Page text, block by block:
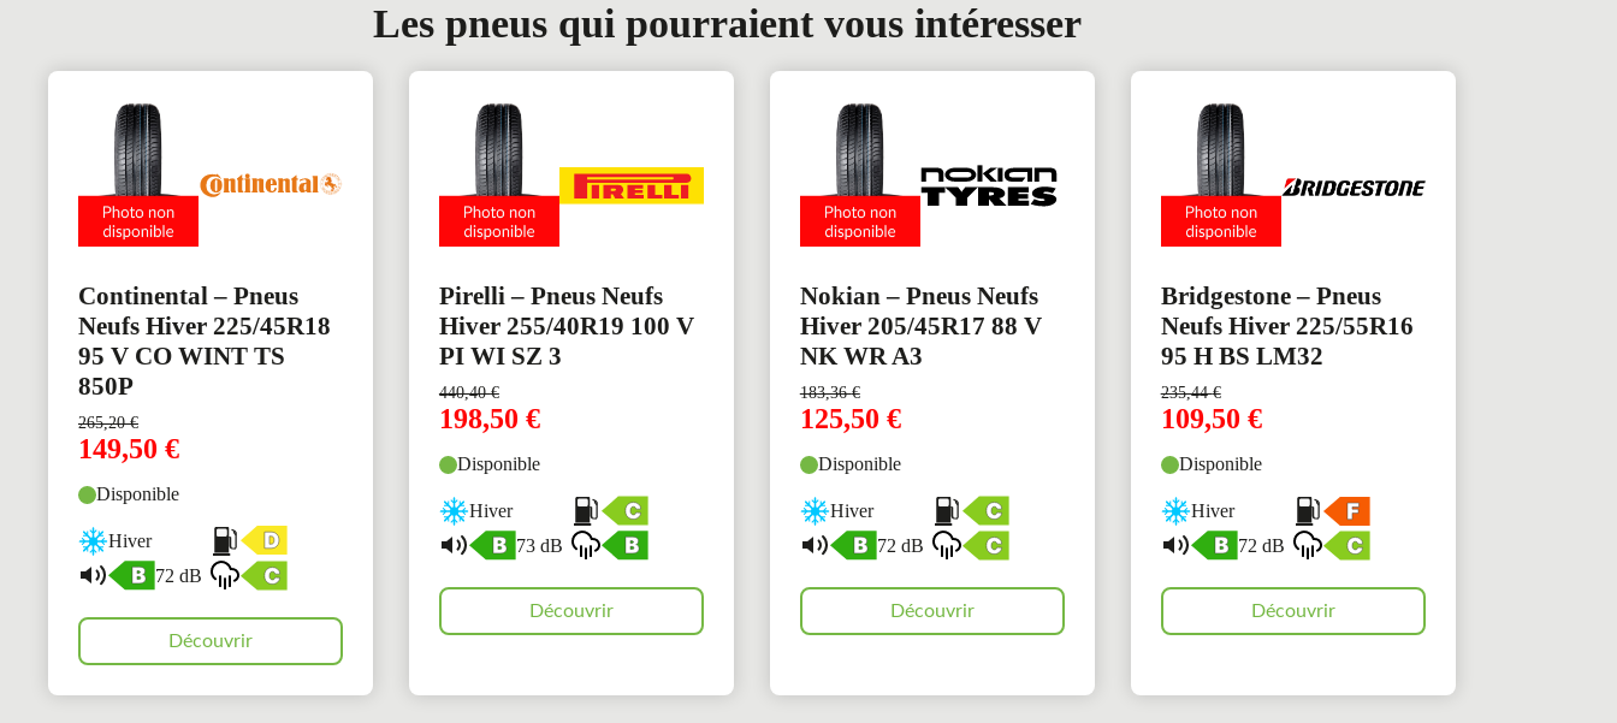
Les pneus qui pourraient vous intéresser
Continental – Pneus
Neufs Hiver 225/45R18
95 V CO WINT TS
850P
265,20€
149,50 €
Disponible
Hiver
72 dB
Découvrir
Pirelli – Pneus Neufs
Hiver 255/40R19 100 V
PI WI SZ 3
440,40€
198,50 €
Disponible
Hiver
73 dB
Découvrir
Nokian – Pneus Neufs
Hiver 205/45R17 88 V
NK WR A3
183,36€
125,50 €
Disponible
Hiver
72 dB
Découvrir
Bridgestone – Pneus
Neufs Hiver 225/55R16
95 H BS LM32
235,44€
109,50 €
Disponible
Hiver
72 dB
Découvrir